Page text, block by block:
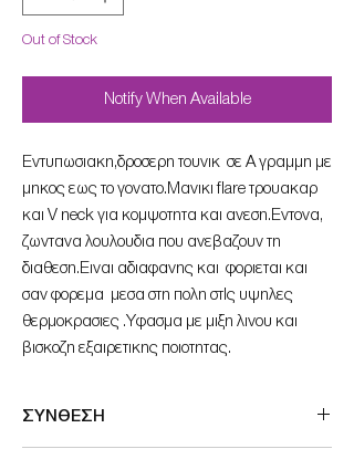
Out of Stock
Notify When Available
Εντυπωσιακη,δροσερη τουνικ σε Α γραμμη με
μηκος εως το γονατο.Μανικι flare τρουακαρ
και V neck για κομψοτητα και ανεση.Εντονα,
ζωντανα λουλουδια που ανεβαζουν τη
διαθεση.Ειναι αδιαφανης και φοριεται και
σαν φορεμα μεσα στη πολη στIς υψηλες
θερμοκρασιες .Υφασμα με μιξη λινου και
βισκοζη εξαιρετικης ποιοτητας.
ΣΥΝΘΕΣΗ